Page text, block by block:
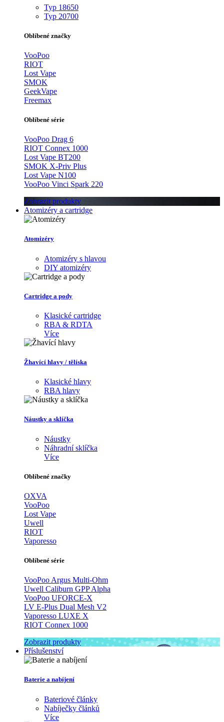
Typ 18650
Typ 20700
Oblíbené značky
VooPoo
RIOT
Lost Vape
SMOK
GeekVape
Freemax
Oblíbené série
VooPoo Drag 6
RIOT Connex 1000
Lost Vape BT200
SMOK X-Priv Plus
Lost Vape N100
VooPoo Vinci Spark 220
Zobrazit produkty
Atomizéry a cartridge
Atomizéry
Atomizéry s hlavou
DIY atomizéry
Cartridge a pody
Klasické cartridge
RBA & RDTA
Více
Žhavící hlavy / tělíska
Klasické hlavy
RBA hlavy
Náustky a sklíčka
Náustky
Náhradní sklíčka
Více
Oblíbené značky
OXVA
VooPoo
Lost Vape
Uwell
RIOT
Vaporesso
Oblíbené série
VooPoo Argus Multi-Ohm
Uwell Caliburn GPP Alpha
VooPoo UFORCE-X
LV E-Plus Dual Mesh V2
Vaporesso LUXE X
RIOT Connex 1000
Zobrazit produkty
Příslušenství
Baterie a nabíjení
Bateriové články
Nabíječky článků
Více